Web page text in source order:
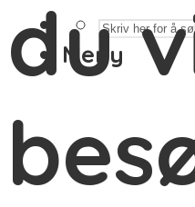
Meny
du